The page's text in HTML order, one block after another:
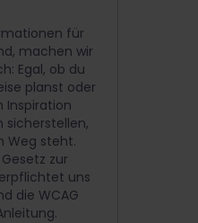
für
machen wir
Egal, ob du
planst oder
Inspiration
sicherstellen,
Weg steht.
zur
uns
die WCAG